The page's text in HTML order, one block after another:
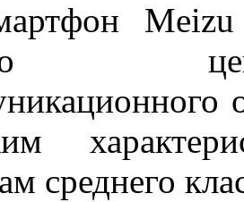
Meizu
среднего